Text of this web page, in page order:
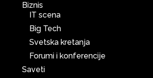
Biznis
IT scena
Big Tech
Svetska kretanja
Forumi i konferencije
Saveti